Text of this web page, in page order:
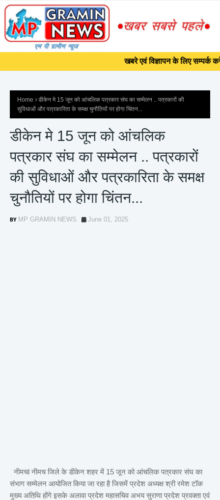
खबरे एवं विज्ञापन के लिए सम्पर्क करे
]]>
खबरे एवं विज्ञापन के लिए सम्पर्क करे
Home
डीकेन मे 15 जून को आंचलिक पत्रकार संघ का सम्मेलन .. पत्रकारों की
सुविधाओं और पत्रकारिता के समक्ष चुनौतियों पर होगा चिंतन...
डीकेन मे 15 जून को आंचलिक
पत्रकार संघ का सम्मेलन .. पत्रकारों
की सुविधाओं और पत्रकारिता के समक्ष
चुनौतियों पर होगा चिंतन...
MP GRAMIN NEWS June 01, 2025
नीमचl नीमच जिले के डीकेन शहर में 15 जून को आंचलिक पत्रकार संघ का
संभाग सम्मेलन आयोजित किया जा रहा है जिसमें प्रदेश अध्यक्ष श्री रमेश टॉक
मुख्य अतिथि होंगे इसके अलावा प्रदेश महासचिव अभय सुराणा प्रदेश प्रवक्ता एवं